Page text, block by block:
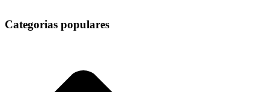
Categorias populares